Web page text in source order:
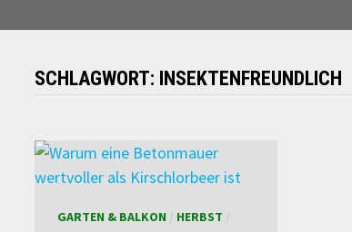
SCHLAGWORT: INSEKTENFREUNDLICH
GARTEN & BALKON HERBST